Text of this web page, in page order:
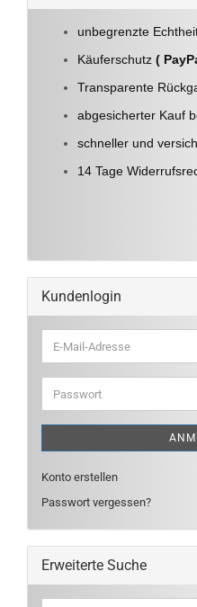
unbegrenzte
Käuferschutz (
Transparente
abgesicherter Kauf
schneller und
14 Tage
Kundenlogin
E-
Mail-
Adresse
Passwort
Konto erstellen
Passwort vergessen?
Erweiterte Suche